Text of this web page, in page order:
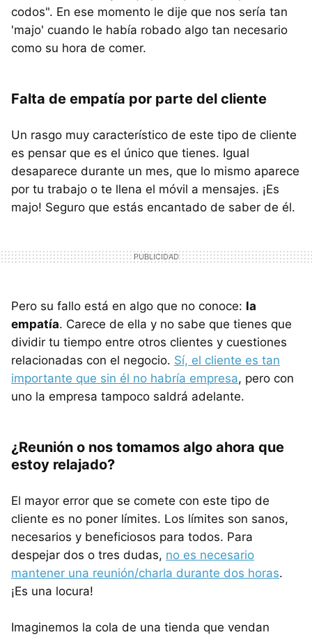
codos". En ese momento le dije que nos sería tan
'majo' cuando le había robado algo tan necesario
como su hora de comer.
Falta de empatía por parte del cliente
Un rasgo muy característico de este tipo de cliente
es pensar que es el único que tienes. Igual
desaparece durante un mes, que lo mismo aparece
por tu trabajo o te llena el móvil a mensajes. ¡Es
majo! Seguro que estás encantado de saber de él.
Pero su fallo está en algo que no conoce: la
empatía. Carece de ella y no sabe que tienes que
dividir tu tiempo entre otros clientes y cuestiones
relacionadas con el negocio. Sí, el cliente es tan
importante que sin él no habría empresa, pero con
uno la empresa tampoco saldrá adelante.
¿Reunión o nos tomamos algo ahora que
estoy relajado?
El mayor error que se comete con este tipo de
cliente es no poner límites. Los límites son sanos,
necesarios y beneficiosos para todos. Para
despejar dos o tres dudas, no es necesario
mantener una reunión/charla durante dos horas.
¡Es una locura!
Imaginemos la cola de una tienda que vendan